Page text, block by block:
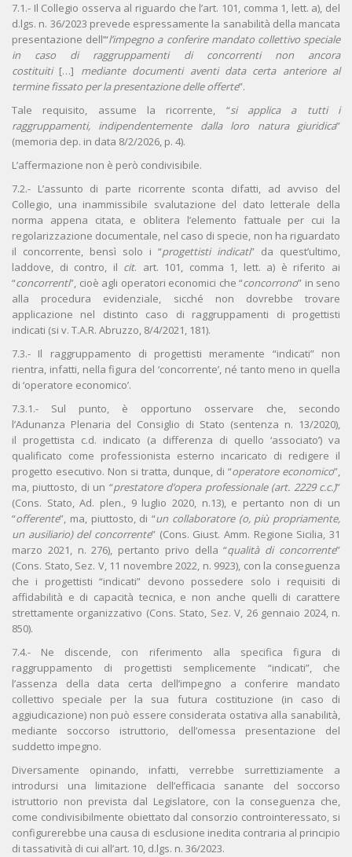
7.1.- Il Collegio osserva al riguardo che l’art. 101, comma 1, lett. a), del
d.lgs. n. 36/2023 prevede espressamente la sanabilità della mancata
presentazione dell’“l’impegno a conferire mandato collettivo speciale
in caso di raggruppamenti di concorrenti non ancora
costituiti[…] mediante documenti aventi data certa anteriore al
termine fissato per la presentazione delle offerte”.
Tale requisito, assume la ricorrente, “si applica a tutti i
raggruppamenti, indipendentemente dalla loro natura giuridica”
(memoria dep. in data 8/2/2026, p. 4).
L’affermazione non è però condivisibile.
7.2.- L’assunto di parte ricorrente sconta difatti, ad avviso del
Collegio, una inammissibile svalutazione del dato letterale della
norma appena citata, e oblitera l’elemento fattuale per cui la
regolarizzazione documentale, nel caso di specie, non ha riguardato
il concorrente, bensì solo i “progettisti indicati” da quest’ultimo,
laddove, di contro, il cit. art. 101, comma 1, lett. a) è riferito ai
“concorrenti”, cioè agli operatori economici che “concorrono” in seno
alla procedura evidenziale, sicché non dovrebbe trovare
applicazione nel distinto caso di raggruppamenti di progettisti
indicati (si v. T.A.R. Abruzzo, 8/4/2021, 181).
7.3.- Il raggruppamento di progettisti meramente “indicati” non
rientra, infatti, nella figura del ‘concorrente’, né tanto meno in quella
di ‘operatore economico’.
7.3.1.- Sul punto, è opportuno osservare che, secondo
l’Adunanza Plenaria del Consiglio di Stato (sentenza n. 13/2020),
il progettista c.d. indicato (a differenza di quello ‘associato’) va
qualificato come professionista esterno incaricato di redigere il
progetto esecutivo. Non si tratta, dunque, di “operatore economico”,
ma, piuttosto, di un “prestatore d’opera professionale (art. 2229 c.c.)”
(Cons. Stato, Ad. plen., 9 luglio 2020, n.13), e pertanto non di un
“offerente”, ma, piuttosto, di “un collaboratore (o, più propriamente,
un ausiliario) del concorrente” (Cons. Giust. Amm. Regione Sicilia, 31
marzo 2021, n. 276), pertanto privo della “qualità di concorrente”
(Cons. Stato, Sez. V, 11 novembre 2022, n. 9923), con la conseguenza
che i progettisti “indicati” devono possedere solo i requisiti di
affidabilità e di capacità tecnica, e non anche quelli di carattere
strettamente organizzativo (Cons. Stato, Sez. V, 26 gennaio 2024, n.
850).
7.4.- Ne discende, con riferimento alla specifica figura di
raggruppamento di progettisti semplicemente “indicati”, che
l’assenza della data certa dell’impegno a conferire mandato
collettivo speciale per la sua futura costituzione (in caso di
aggiudicazione) non può essere considerata ostativa alla sanabilità,
mediante soccorso istruttorio, dell’omessa presentazione del
suddetto impegno.
Diversamente opinando, infatti, verrebbe surrettiziamente a
introdursi una limitazione dell’efficacia sanante del soccorso
istruttorio non prevista dal Legislatore, con la conseguenza che,
come condivisibilmente obiettato dal consorzio controinteressato, si
configurerebbe una causa di esclusione inedita contraria al principio
di tassatività di cui all’art. 10, d.lgs. n. 36/2023.